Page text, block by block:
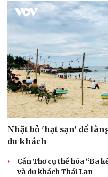
Nhặt bỏ 'hạt sạn' để
du khách
Cần Thơ cụ thể hóa “Ba
và du khách Thái Lan